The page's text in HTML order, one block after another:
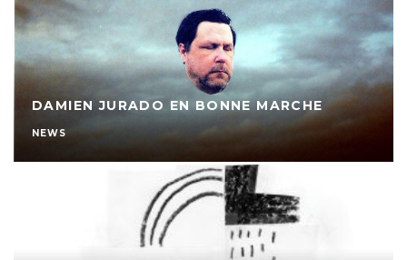
DAMIEN JURADO EN BONNE MARCHE
NEWS